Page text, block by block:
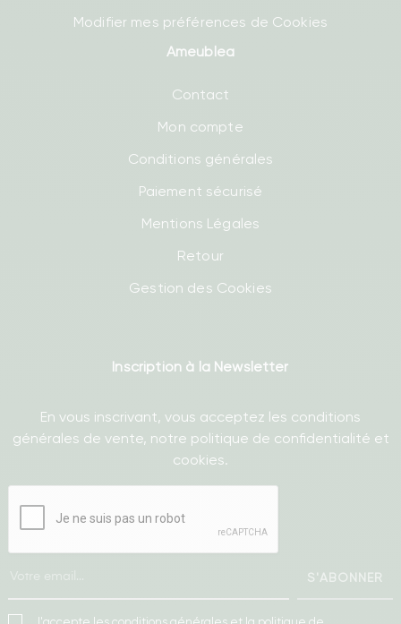
Modifier mes préférences de Cookies
Ameublea
Contact
Mon compte
Conditions générales
Paiement sécurisé
Mentions Légales
Retour
Gestion des Cookies
Inscription à la Newsletter
En vous inscrivant, vous acceptez les conditions
générales de vente, notre politique de confidentialité et
cookies.
S'ABONNER